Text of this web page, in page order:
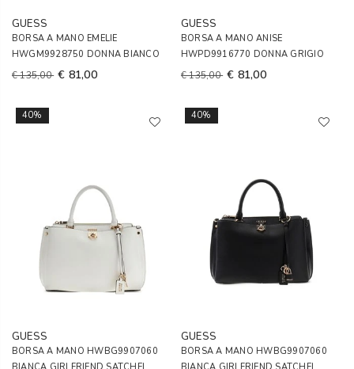
GUESS
BORSA A MANO EMELIE
HWGM9928750 DONNA BIANCO
€ 135,00 € 81,00
GUESS
BORSA A MANO ANISE
HWPD9916770 DONNA GRIGIO
€ 135,00 € 81,00
40%
GUESS
BORSA A MANO HWBG9907060
40%
GUESS
BORSA A MANO HWBG9907060